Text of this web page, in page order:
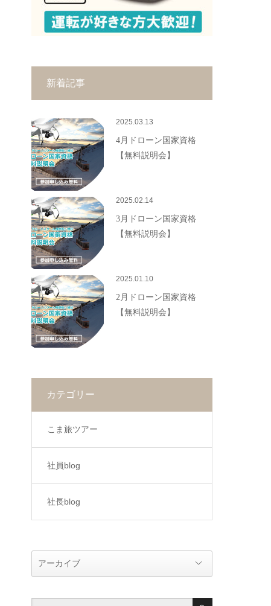
新着記事
2025.03.13
4月ドローン国家資格
【無料説明会】
2025.02.14
3月ドローン国家資格
【無料説明会】
2025.01.10
2月ドローン国家資格
【無料説明会】
カテゴリー
こま旅ツアー
社員blog
社長blog